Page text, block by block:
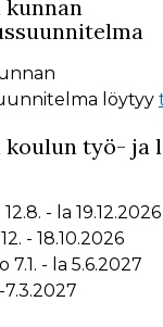
kunnan
löytyy
koulun työ- ja
- la 19.12.2026
- 18.10.2026
- la 5.6.2027